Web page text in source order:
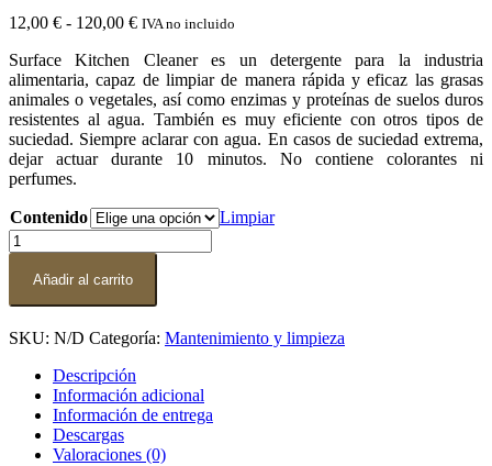
12,00 € - 120,00 €Rango
precios:
desde
12,00 €
hasta
120,00 €
IVA no incluido
Surface Kitchen Cleaner es un detergente para la industria
alimentaria, capaz de limpiar de manera rápida y eficaz las grasas
animales o vegetales, así como enzimas y proteínas de suelos duros
resistentes al agua. También es muy eficiente con otros tipos de
suciedad. Siempre aclarar con agua. En casos de suciedad extrema,
dejar actuar durante 10 minutos. No contiene colorantes ni
perfumes.
Contenido
Limpiar
Surface
Kitchen
Cleaner
Añadir al carrito
SKU: N/D Categoría: Mantenimiento y limpieza
Descripción
Información adicional
Información de entrega
Descargas
Valoraciones (0)